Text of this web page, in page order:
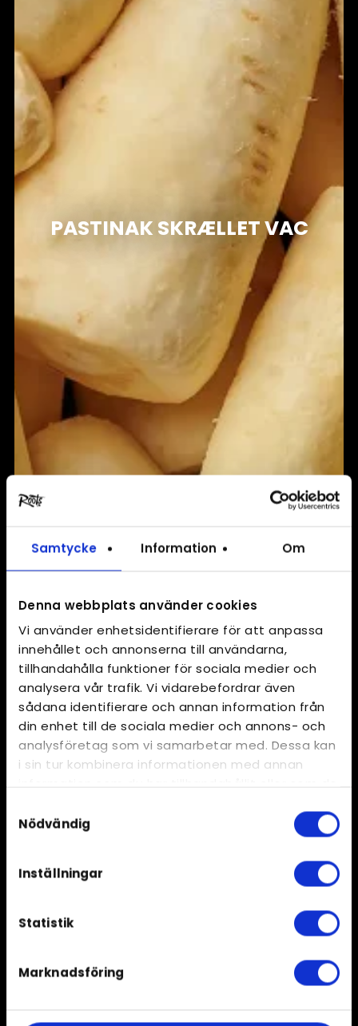
Samtycke Information Om
Denna webbplats använder cookies
Vi använder enhetsidentifierare för att anpassa
innehållet och annonserna till användarna,
tillhandahålla funktioner för sociala medier och
analysera vår trafik. Vi vidarebefordrar även
sådana identifierare och annan information från
din enhet till de sociala medier och annons- och
analysföretag som vi samarbetar med. Dessa kan
i sin tur kombinera informationen med annan
Nödvändig
Inställningar
Statistik
Marknadsföring
PASTINAK SKRÆLLET VAC
…/Produkter/Pastinak skrællet vac